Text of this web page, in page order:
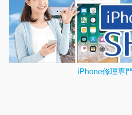
iPhone修理専